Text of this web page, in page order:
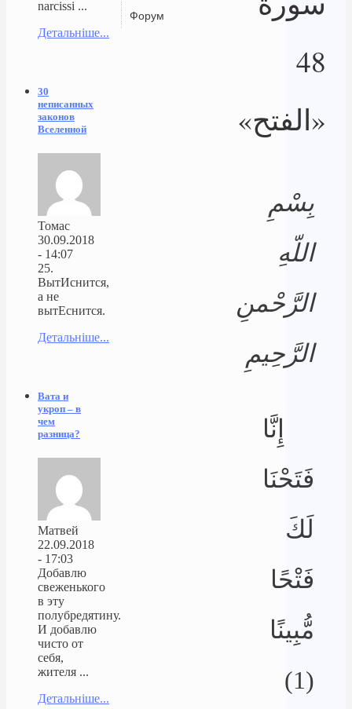
Форум
48
«الفتح»
بِسْمِ
اللّهِ
الرَّحْمنِ
الرَّحِيمِ
إِنَّا
فَتَحْنَا
لَكَ
فَتْحًا
مُّبِينًا
(1)
narcissi ...
Детальніше...
30
неписанных
законов
Вселенной
Томас
30.09.2018
- 14:07
25.
ВытИснится,
а не
вытЕснится.
Детальніше...
Вата и
укроп – в
чем
разница?
Матвей
22.09.2018
- 17:03
Добавлю
свеженького
в эту
полубредятину.
И добавлю
чисто от
себя,
жителя ...
Детальніше...